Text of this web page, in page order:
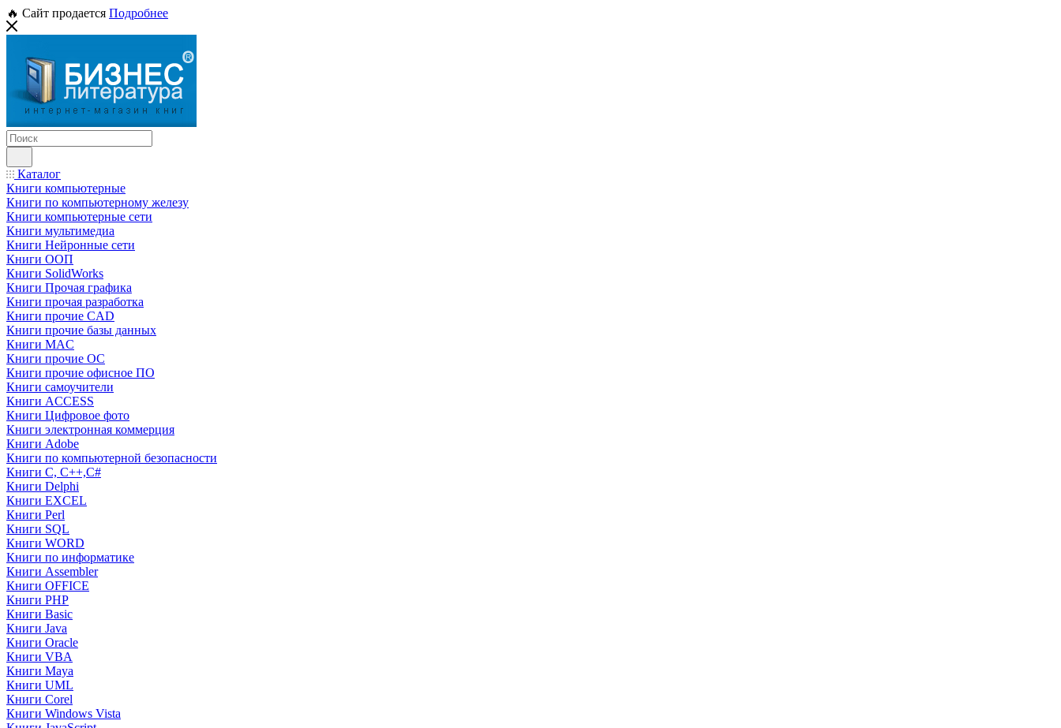
🔥 Сайт продается Подробнее
Каталог
Книги компьютерные
Книги по компьютерному железу
Книги компьютерные сети
Книги мультимедиа
Книги Нейронные сети
Книги ООП
Книги SolidWorks
Книги Прочая графика
Книги прочая разработка
Книги прочие CAD
Книги прочие базы данных
Книги MAC
Книги прочие ОС
Книги прочие офисное ПО
Книги самоучители
Книги ACCESS
Книги Цифровое фото
Книги электронная коммерция
Книги Adobe
Книги по компьютерной безопасности
Книги C, C++,С#
Книги Delphi
Книги EXCEL
Книги Perl
Книги SQL
Книги WORD
Книги по информатике
Книги Assembler
Книги OFFICE
Книги PHP
Книги Basic
Книги Java
Книги Oracle
Книги VBA
Книги Maya
Книги UML
Книги Corel
Книги Windows Vista